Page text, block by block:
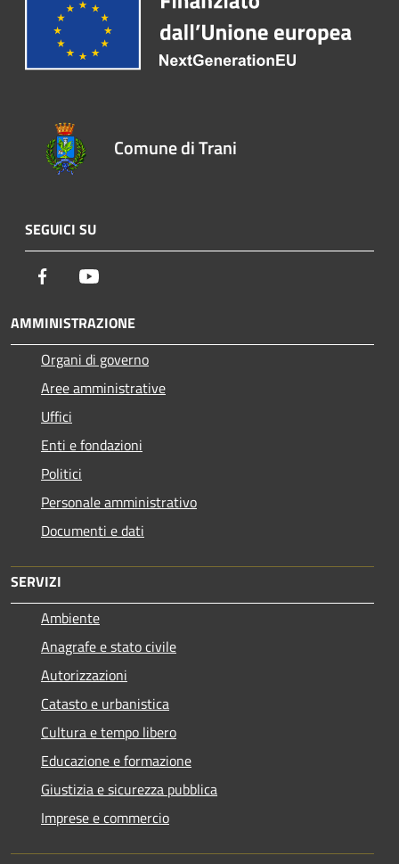
Comune di Trani
SEGUICI SU
Facebook
AMMINISTRAZIONE
Organi di governo
Aree amministrative
Uffici
Enti e fondazioni
Politici
Personale amministrativo
Documenti e dati
SERVIZI
Ambiente
Anagrafe e stato civile
Autorizzazioni
Catasto e urbanistica
Cultura e tempo libero
Educazione e formazione
Giustizia e sicurezza pubblica
Imprese e commercio